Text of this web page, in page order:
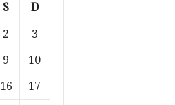
S D
2
3
9
10
16
17